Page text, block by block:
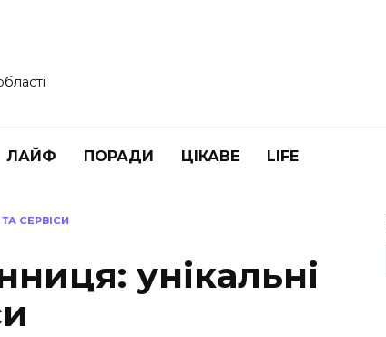
ЛАЙФ ПОРАДИ ЦІКАВЕ LIFE
СЕРВІСИ
унікальні